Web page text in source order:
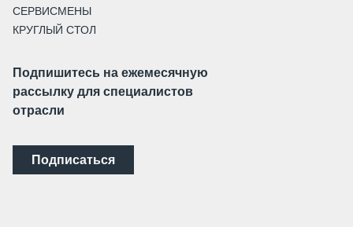
СЕРВИСМЕНЫ
КРУГЛЫЙ СТОЛ
Подпишитесь на ежемесячную
рассылку для специалистов
отрасли
Подписаться